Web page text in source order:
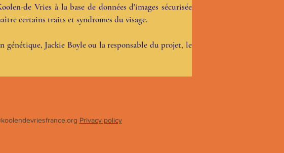
de Vries à la base de données d'images sécurisée
certains traits et syndromes du visage.
Jackie Boyle ou la responsable du projet, le
Privacy policy